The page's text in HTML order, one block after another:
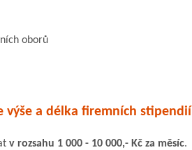
oborů
výše a délka firemních stipendií
v rozsahu 1 000 - 10 000,- Kč za měsíc.